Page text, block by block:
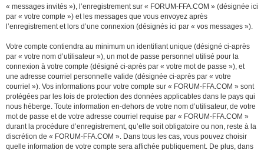
« messages invités »), l’enregistrement sur « FORUM-FFA.COM » (désignée ici
par « votre compte ») et les messages que vous envoyez après
l’enregistrement et lors d’une connexion (désignés ici par « vos messages »).
Votre compte contiendra au minimum un identifiant unique (désigné ci-après
par « votre nom d’utilisateur »), un mot de passe personnel utilisé pour la
connexion à votre compte (désigné ci-après par « votre mot de passe »), et
une adresse courriel personnelle valide (désignée ci-après par « votre
courriel »). Vos informations pour votre compte sur « FORUM-FFA.COM » sont
protégées par les lois de protection des données applicables dans le pays qui
nous héberge. Toute information en-dehors de votre nom d’utilisateur, de votre
mot de passe et de votre adresse courriel requise par « FORUM-FFA.COM »
durant la procédure d’enregistrement, qu’elle soit obligatoire ou non, reste à la
discrétion de « FORUM-FFA.COM ». Dans tous les cas, vous pouvez choisir
quelle information de votre compte sera affichée publiquement. De plus, dans